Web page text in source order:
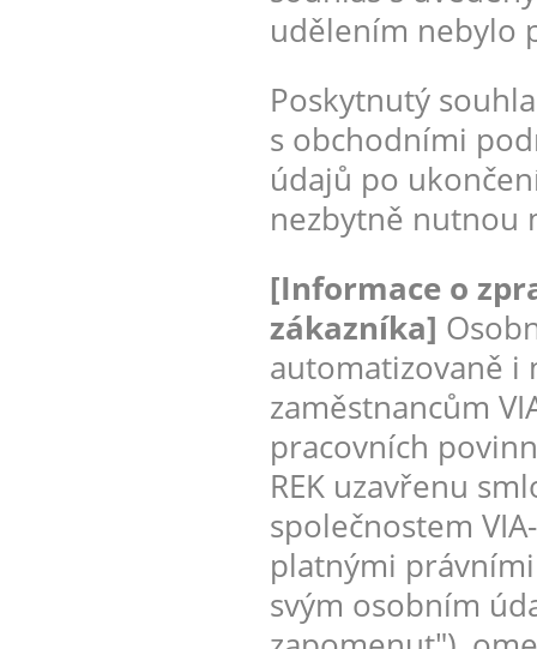
udělením nebylo
Poskytnutý
s obchodními
údajů po
nezbytně nutnou
[Informace o
zákazníka]
automatizovaně i
zaměstnancům
pracovních
REK uzavřenu
společnostem
platnými
svým osobním